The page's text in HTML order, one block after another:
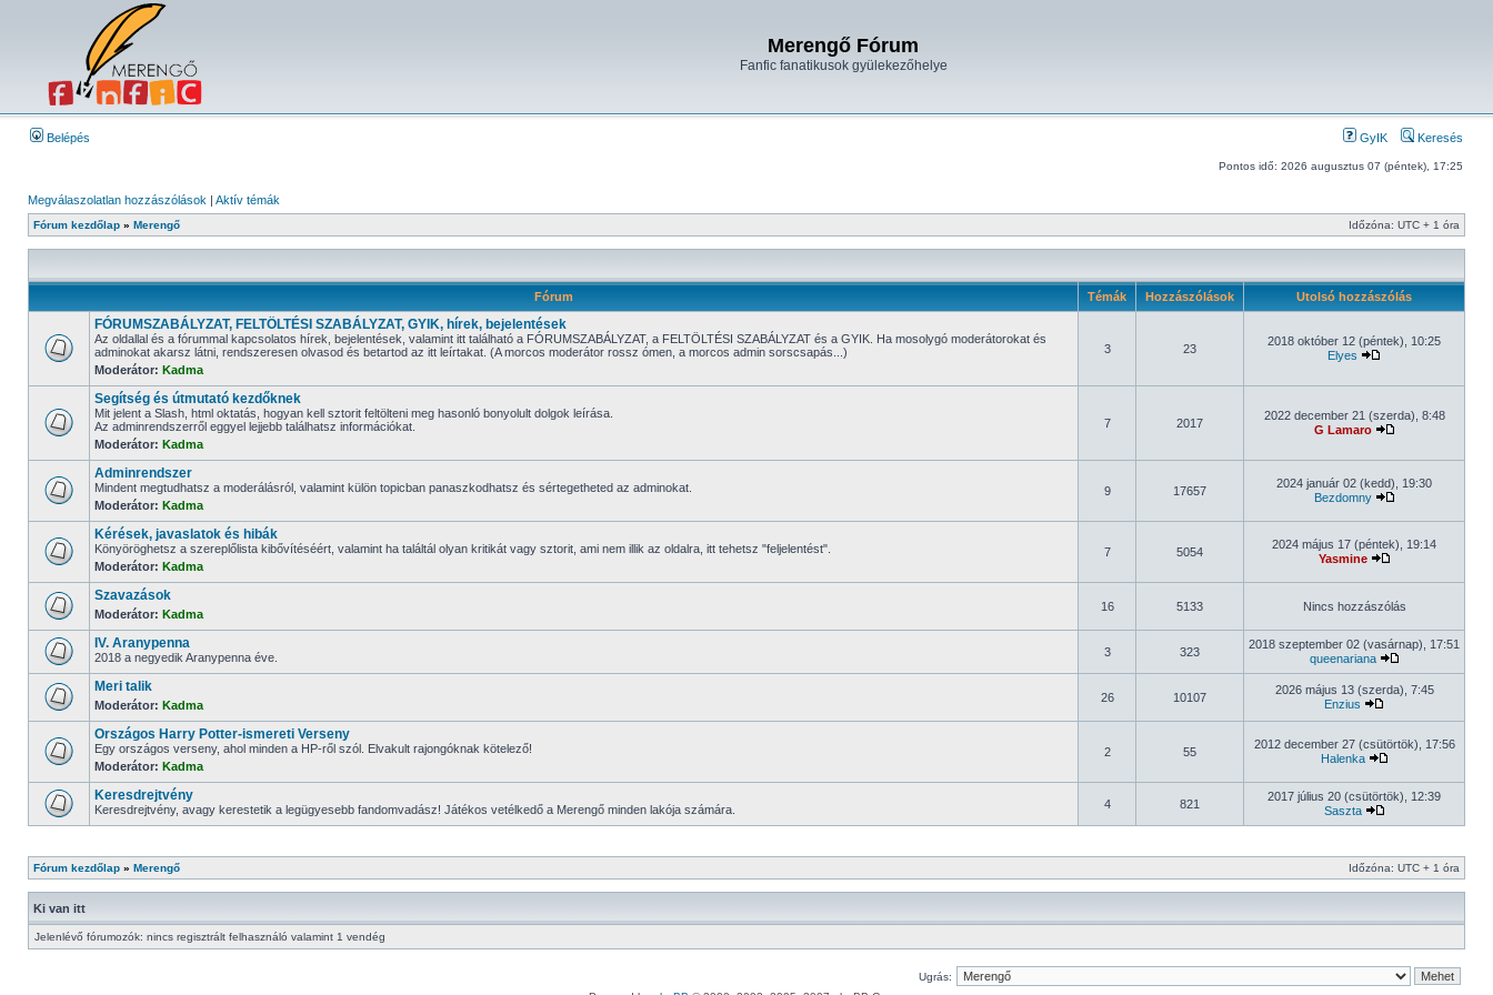
Merengő Fórum
Fanfic fanatikusok gyülekezőhelye
Belépés GyIK Keresés
Pontos idő: 2026 augusztus 07 (péntek), 17:25
Megválaszolatlan hozzászólások | Aktív témák
Fórum kezdőlap » Merengő Időzóna: UTC + 1 óra
Fórum Témák Hozzászólások Utolsó hozzászólás
FÓRUMSZABÁLYZAT, FELTÖLTÉSI SZABÁLYZAT, GYIK, hírek, bejelentések
Az oldallal és a fórummal kapcsolatos hírek, bejelentések, valamint itt található a FÓRUMSZABÁLYZAT, a FELTÖLTÉSI SZABÁLYZAT és a GYIK. Ha mosolygó moderátorokat és
adminokat akarsz látni, rendszeresen olvasod és betartod az itt leírtakat. (A morcos moderátor rossz ómen, a morcos admin sorscsapás...)
Moderátor: Kadma
3 23
2018 október 12 (péntek), 10:25
Elyes
Segítség és útmutató kezdőknek
Mit jelent a Slash, html oktatás, hogyan kell sztorit feltölteni meg hasonló bonyolult dolgok leírása.
Az adminrendszerről eggyel lejjebb találhatsz információkat.
Moderátor: Kadma
7 2017
2022 december 21 (szerda), 8:48
G Lamaro
Adminrendszer
Mindent megtudhatsz a moderálásról, valamint külön topicban panaszkodhatsz és sértegetheted az adminokat.
Moderátor: Kadma
9 17657
2024 január 02 (kedd), 19:30
Bezdomny
Kérések, javaslatok és hibák
Könyöröghetsz a szereplőlista kibővítéséért, valamint ha találtál olyan kritikát vagy sztorit, ami nem illik az oldalra, itt tehetsz "feljelentést".
Moderátor: Kadma
7 5054
2024 május 17 (péntek), 19:14
Yasmine
Szavazások
Moderátor: Kadma
16 5133 Nincs hozzászólás
IV. Aranypenna
2018 a negyedik Aranypenna éve. 3 323
2018 szeptember 02 (vasárnap), 17:51
queenariana
Meri talik
Moderátor: Kadma
26 10107
2026 május 13 (szerda), 7:45
Enzius
Országos Harry Potter-ismereti Verseny
Egy országos verseny, ahol minden a HP-ről szól. Elvakult rajongóknak kötelező!
Moderátor: Kadma
2 55
2012 december 27 (csütörtök), 17:56
Halenka
Keresdrejtvény
Keresdrejtvény, avagy kerestetik a legügyesebb fandomvadász! Játékos vetélkedő a Merengő minden lakója számára. 4 821
2017 július 20 (csütörtök), 12:39
Saszta
Fórum kezdőlap » Merengő Időzóna: UTC + 1 óra
Ki van itt
Jelenlévő fórumozók: nincs regisztrált felhasználó valamint 1 vendég
Ugrás: